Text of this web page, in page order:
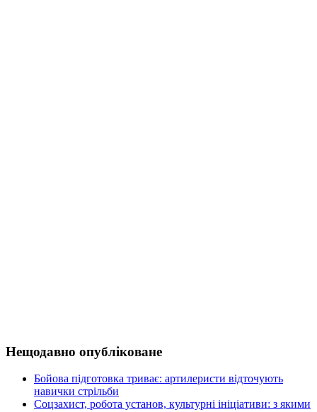
Нещодавно опубліковане
Бойова підготовка триває: артилеристи відточують
навички стрільби
Соцзахист, робота установ, культурні ініціативи: з якими